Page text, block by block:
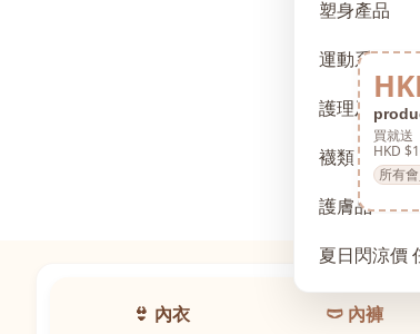
塑身產品
運動系列
護理及配件
襪類
護膚品
夏日閃涼價
買就送
HKD
所有
👙 內衣 🩲 內褲